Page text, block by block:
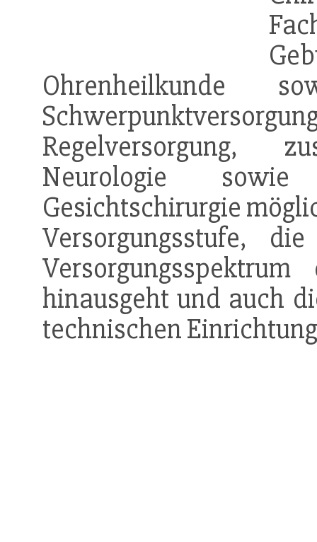
Ohrenheilkunde
Regelversorgung,
Neurologie
Gesichtschirurgie
Versorgungsstufe,
hinausgeht und auch
technischen